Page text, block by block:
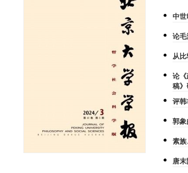
中
论
从
论
稿
评
郭象
素
唐